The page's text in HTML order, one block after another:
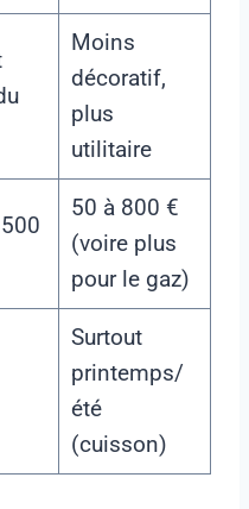
Moins
décoratif,
plus
utilitaire
50 à 800 €
(voire plus
pour le gaz)
Surtout
printemps/
été
(cuisson)